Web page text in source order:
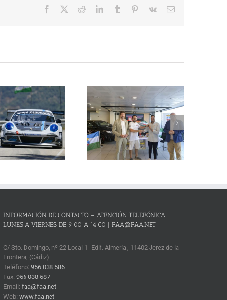
Facebook RedditLinkedInTumblr Pinterest
Vk
Correo
La Subida al Cerro de los
Cañones – Lanjarón 2026 se
presenta con lleno absoluto de
inscritos y el reto de revalidar su
condición de mejor prueba
andaluza de montaña
INFORMACIÓN DE CONTACTO – ATENCIÓN TELEFÓNICA :
LUNES A VIERNES DE 9:00 A 14:00 | FAA@FAA.NET
C/ Sto. Domingo, nº 22 Local 1- Edif. Almería , 11402 Jerez de la
Frontera, (Cádiz)
Teléfono:956 038 586
Fax:956 038 587
Email:faa@faa.net
Web:www.faa.net